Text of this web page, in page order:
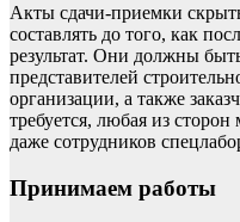
Акты сдачи-приемки
составлять до того, как
результат. Они должны
представителей
организации, а также
требуется, любая из
даже сотрудников
Принимаем работы